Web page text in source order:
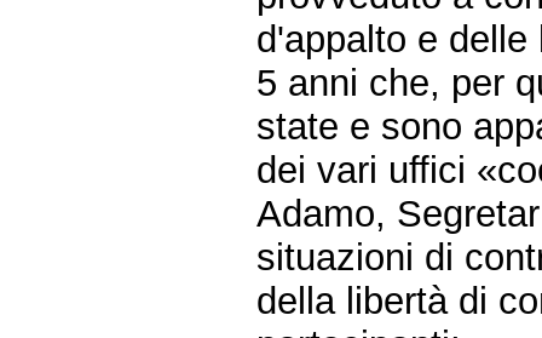
d'appalto e
5 anni che, per
state e sono
dei vari uffici
Adamo,
situazioni di
della libertà di